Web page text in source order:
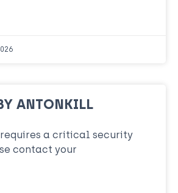
ANTONKILL
a critical security
contact your